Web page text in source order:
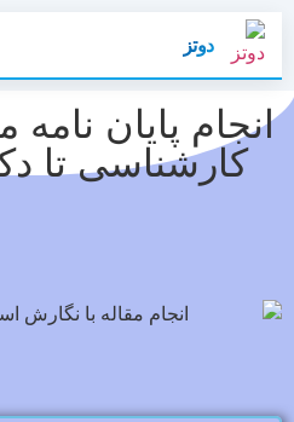
دوتز
انجام پایان
کارشناسی تا